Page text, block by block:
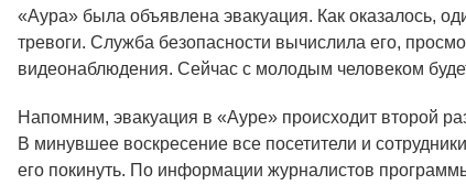
«Аура» была объявлена эвакуация. Как оказалось,
тревоги. Служба безопасности вычислила его,
видеонаблюдения. Сейчас с молодым человеком
Напомним, эвакуация в «Ауре» происходит второй
В минувшее воскресение все посетители и
его покинуть. По информации журналистов